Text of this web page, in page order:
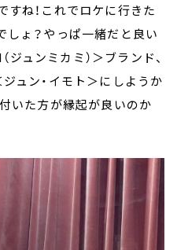
すね！これでロケに行きた
しょ？やっぱ一緒だと良い
ュンミカミ）＞ブランド、
ュン・イモト＞にしようか
付いた方が縁起が良いのか